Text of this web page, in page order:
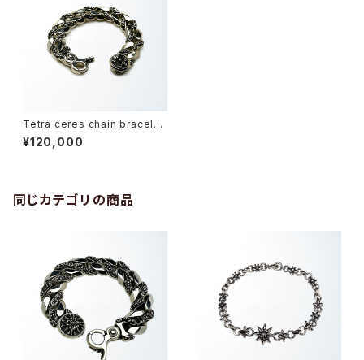
Tetra ceres chain bracelet
-テトラケレス・チェーンブレスレ
ット-
¥120,000
同じカテゴリの商品